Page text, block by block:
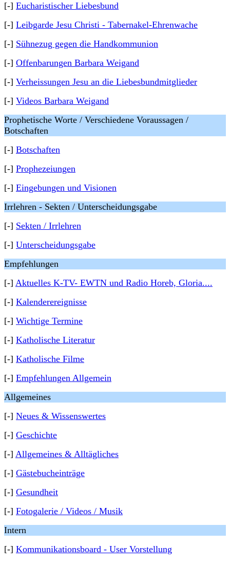
[-] Eucharistischer Liebesbund
[-] Leibgarde Jesu Christi - Tabernakel-Ehrenwache
[-] Sühnezug gegen die Handkommunion
[-] Offenbarungen Barbara Weigand
[-] Verheissungen Jesu an die Liebesbundmitglieder
[-] Videos Barbara Weigand
Prophetische Worte / Verschiedene Voraussagen /
Botschaften
[-] Botschaften
[-] Prophezeiungen
[-] Eingebungen und Visionen
Irrlehren - Sekten / Unterscheidungsgabe
[-] Sekten / Irrlehren
[-] Unterscheidungsgabe
Empfehlungen
[-] Aktuelles K-TV- EWTN und Radio Horeb, Gloria....
[-] Kalenderereignisse
[-] Wichtige Termine
[-] Katholische Literatur
[-] Katholische Filme
[-] Empfehlungen Allgemein
Allgemeines
[-] Neues & Wissenswertes
[-] Geschichte
[-] Allgemeines & Alltägliches
[-] Gästebucheinträge
[-] Gesundheit
[-] Fotogalerie / Videos / Musik
Intern
[-] Kommunikationsboard - User Vorstellung